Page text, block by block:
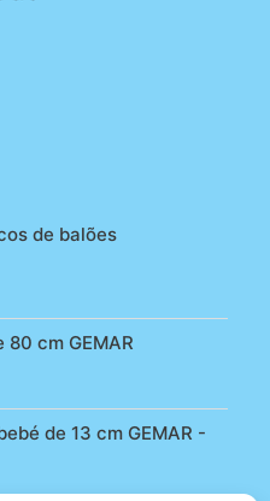
de balões
cm GEMAR
de 13 cm GEMAR -